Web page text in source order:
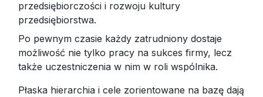
przedsiębiorczości i rozwoju kultury
przedsiębiorstwa.
Po pewnym czasie każdy zatrudniony dostaje
możliwość nie tylko pracy na sukces firmy, lecz
także uczestniczenia w nim w roli wspólnika.
Płaska hierarchia i cele zorientowane na bazę dają